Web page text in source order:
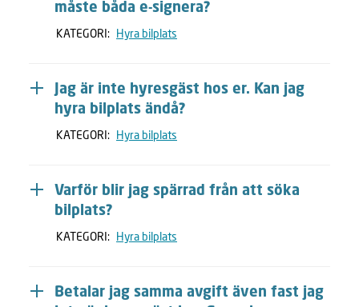
måste båda e-signera?
KATEGORI: Hyra bilplats
Jag är inte hyresgäst hos er. Kan jag
hyra bilplats ändå?
KATEGORI: Hyra bilplats
Varför blir jag spärrad från att söka
bilplats?
KATEGORI: Hyra bilplats
Betalar jag samma avgift även fast jag